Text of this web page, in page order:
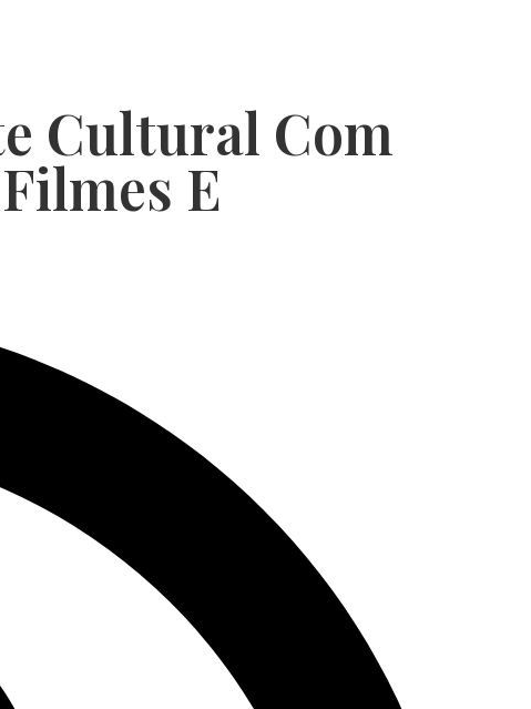
Cultural Com
E